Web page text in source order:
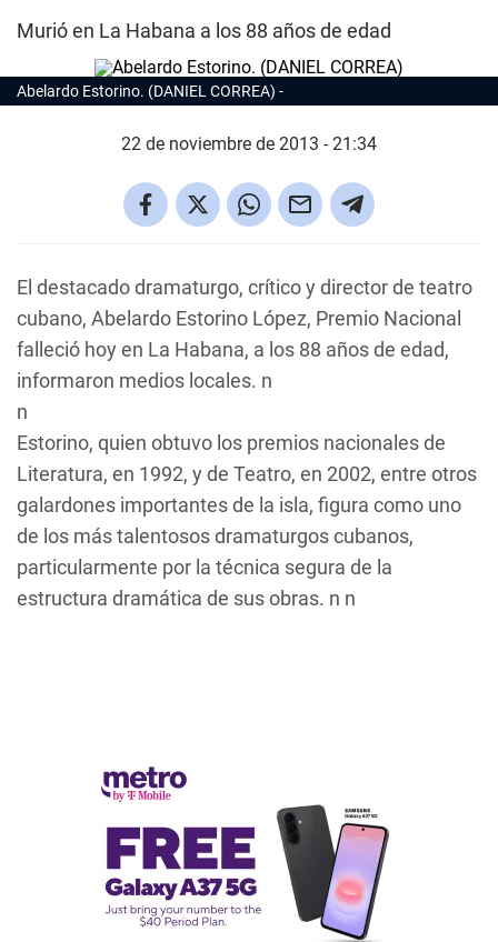
Murió en La Habana a los 88 años de edad
Abelardo Estorino. (DANIEL CORREA)
22 de noviembre de 2013 - 21:34
El destacado dramaturgo, crítico y director de teatro
cubano, Abelardo Estorino López, Premio Nacional
falleció hoy en La Habana, a los 88 años de edad,
informaron medios locales. n
n
Estorino, quien obtuvo los premios nacionales de
Literatura, en 1992, y de Teatro, en 2002, entre otros
galardones importantes de la isla, figura como uno
de los más talentosos dramaturgos cubanos,
particularmente por la técnica segura de la
estructura dramática de sus obras. n n